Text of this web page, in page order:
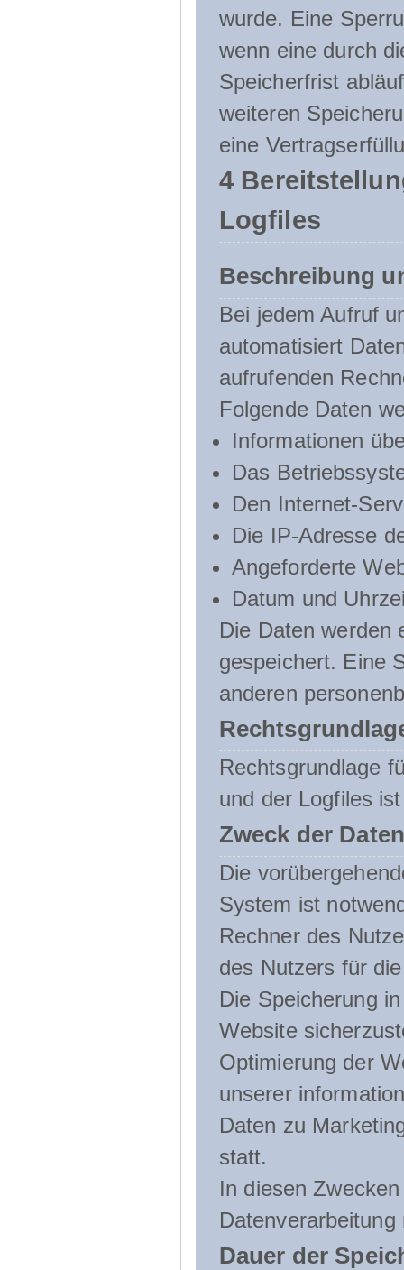
wurde. Eine
wenn eine durch
Speicherfrist
weiteren
eine
4
Logfiles
Beschreibung
Bei jedem Aufruf
automatisiert
aufrufenden
Folgende Daten
Informationen
Das
Den Internet-
Die IP-Adresse
Angeforderte
Datum und
Die Daten werden
gespeichert. Eine
anderen
Rechtsgrundlage
und der Logfiles
Zweck der
Die
System ist
Rechner des
des Nutzers für
Die Speicherung
Website
Optimierung der
unserer
Daten zu
statt.
In diesen
Dauer der